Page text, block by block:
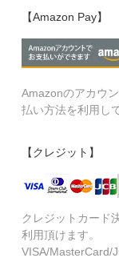
【Amazon Pay】
Amazonのアカウ
払い方法を利用し
【クレジット】
クレジットカード
利用頂けます。
VISA/MasterCard/